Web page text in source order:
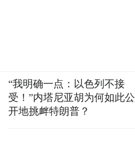
“我明确一点：以色列不接
受！”内塔尼亚胡为何如此公
开地挑衅特朗普？